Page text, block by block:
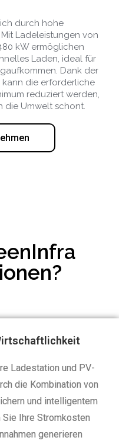
durch hohe
Ladeleistungen von
kW ermöglichen
Laden, ideal für
Dank der
die erforderliche
reduziert werden,
die Umwelt schont.
Ladestation und PV-
die Kombination von
und intelligentem
Sie Ihre Stromkosten
generieren